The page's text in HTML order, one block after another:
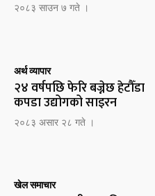
२०८३ साउन ७ गते ।
अर्थ व्यापार
२४ वर्षपछि फेरि बज्नेछ हेटौँडा
कपडा उद्योगको साइरन
२०८३ असार २८ गते ।
खेल समाचार